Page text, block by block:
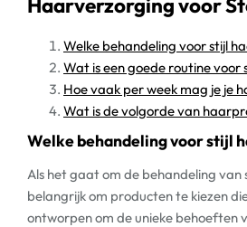
Welke behandeling voor stijl
Wat is een goede routine voor
Hoe vaak per week mag je je
Wat is de volgorde van
Welke behandeling voor stijl
Als het gaat om de behandeling van
belangrijk om producten te kiezen
ontworpen om de unieke behoeften